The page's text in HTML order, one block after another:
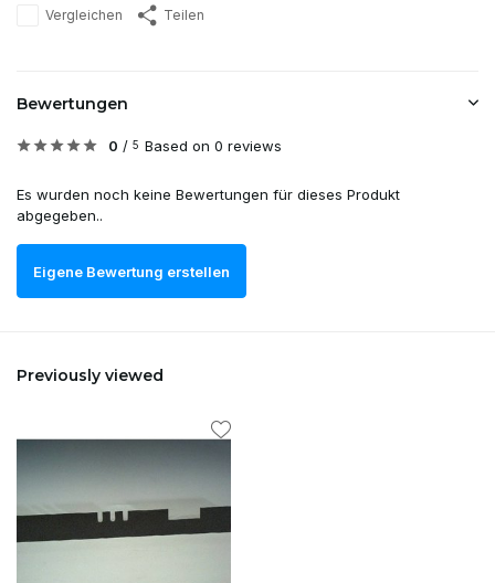
Vergleichen Teilen
Bewertungen
0 / 5 Based on 0 reviews
Es wurden noch keine Bewertungen für dieses Produkt
abgegeben..
Eigene Bewertung erstellen
Previously viewed